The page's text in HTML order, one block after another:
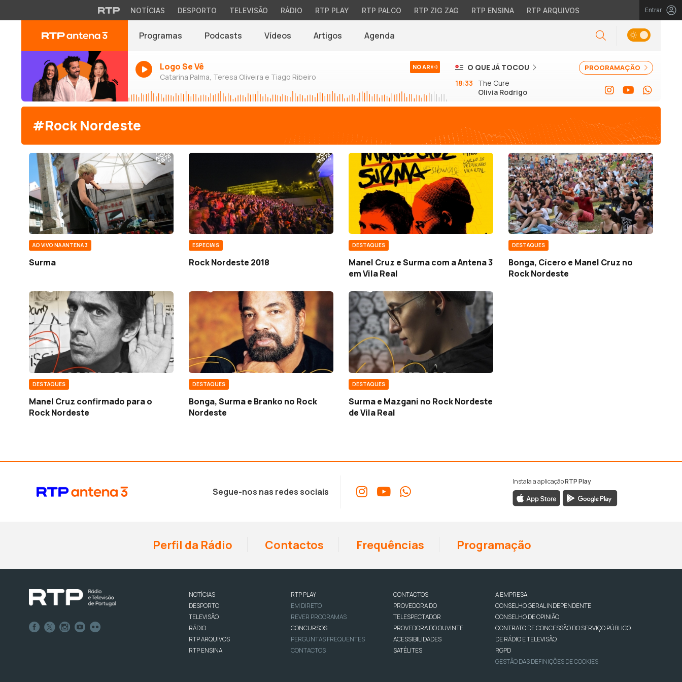
NOTÍCIAS DESPORTO TELEVISÃO RÁDIO RTP PLAY RTP PALCO RTP ZIG ZAG RTP ENSINA RTP ARQUIVOS Entrar
Programas Podcasts Vídeos Artigos Agenda
Logo Se Vê
Catarina Palma, Teresa Oliveira e Tiago Ribeiro
NO AR PROGRAMAÇÃO
O QUE JÁ TOCOU
18:33
The Cure
Olivia Rodrigo
#Rock Nordeste
AO VIVO NA ANTENA 3
Surma
ESPECIAIS
Rock Nordeste 2018
DESTAQUES
Manel Cruz e Surma com a Antena 3
em Vila Real
DESTAQUES
Bonga, Cícero e Manel Cruz no
Rock Nordeste
DESTAQUES
Manel Cruz confirmado para o
Rock Nordeste
DESTAQUES
Bonga, Surma e Branko no Rock
Nordeste
DESTAQUES
Surma e Mazgani no Rock Nordeste
de Vila Real
Segue-nos nas redes sociais
Instala a aplicaçãoRTP Play
Perfil da Rádio Contactos Frequências Programação
NOTÍCIAS
DESPORTO
TELEVISÃO
RÁDIO
RTP ARQUIVOS
RTP ENSINA
RTP PLAY
EM DIRETO
REVER PROGRAMAS
CONCURSOS
PERGUNTAS FREQUENTES
CONTACTOS
CONTACTOS
PROVEDORA DO
TELESPECTADOR
PROVEDORA DO OUVINTE
ACESSIBILIDADES
SATÉLITES
A EMPRESA
CONSELHO GERAL INDEPENDENTE
CONSELHO DE OPINIÃO
CONTRATO DE CONCESSÃO DO SERVIÇO PÚBLICO
DE RÁDIO E TELEVISÃO
RGPD
GESTÃO DAS DEFINIÇÕES DE COOKIES